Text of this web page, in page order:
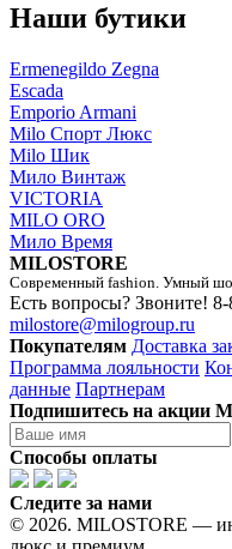
Наши бутики
Ermenegildo Zegna
Escada
Emporio Armani
Milo Спорт Люкс
Milo Шик
Мило Винтаж
VICTORIA
MILO ORO
Мило Время
MILOSTORE
Современный fashion. Умный
Есть вопросы? Звоните! 8-
milostore@milogroup.ru
Покупателям Доставка
Программа лояльности
данные Партнерам
Подпишитесь на акции
Способы оплаты
Следите за нами
© 2026. MILOSTORE —